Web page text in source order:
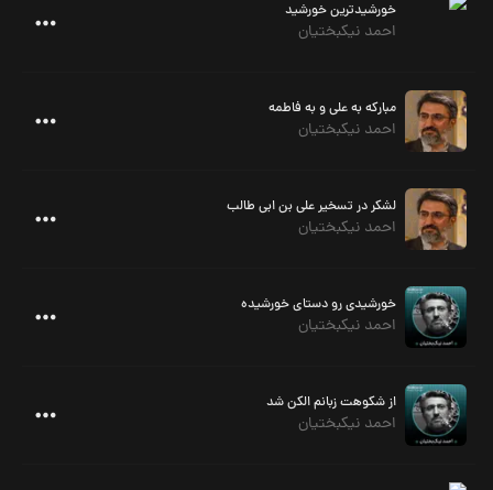
خورشیدترین خورشید
احمد نیکبختیان
مبارکه به علی و به فاطمه
احمد نیکبختیان
لشکر در تسخیر علی بن ابی طالب
احمد نیکبختیان
خورشیدی رو دستای خورشیده
احمد نیکبختیان
از شکوهت زبانم الکن شد
احمد نیکبختیان